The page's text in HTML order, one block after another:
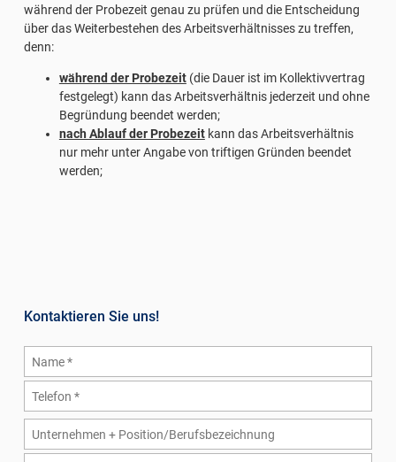
während der Probezeit genau zu prüfen und die Entscheidung
über das Weiterbestehen des Arbeitsverhältnisses zu treffen,
denn:
während der Probezeit(die Dauer ist im Kollektivvertrag
festgelegt) kann das Arbeitsverhältnis jederzeit und ohne
Begründung beendet werden;
nach Ablauf der Probezeitkann das Arbeitsverhältnis
nur mehr unter Angabe von triftigen Gründen beendet
werden;
Kontaktieren Sie uns!